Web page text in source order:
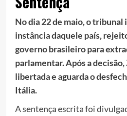
No dia 22 de maio, o
instância daquele país,
governo brasileiro para
parlamentar. Após a
libertada e aguarda o
Itália.
A sentença escrita foi